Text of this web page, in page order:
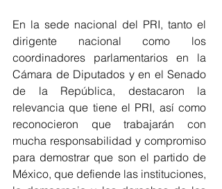
En la sede nacional del PRI, tanto el
dirigente nacional como los
coordinadores parlamentarios en la
Cámara de Diputados y en el Senado
de la República, destacaron la
relevancia que tiene el PRI, así como
reconocieron que trabajarán con
mucha responsabilidad y compromiso
para demostrar que son el partido de
México, que defiende las instituciones,